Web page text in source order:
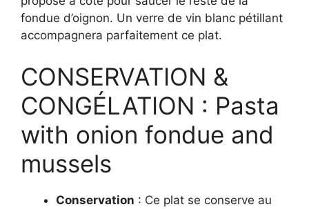
fondue d’oignon. Un verre de vin blanc pétillant
accompagnera parfaitement ce plat.
CONSERVATION &
CONGÉLATION : Pasta
with onion fondue and
mussels
Conservation : Ce plat se conserve au